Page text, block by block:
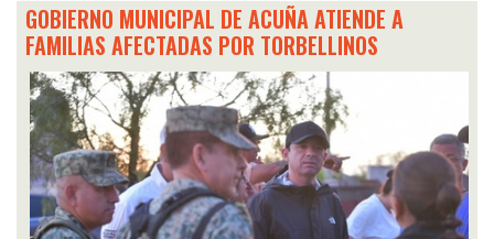
GOBIERNO MUNICIPAL DE ACUÑA ATIENDE A
FAMILIAS AFECTADAS POR TORBELLINOS